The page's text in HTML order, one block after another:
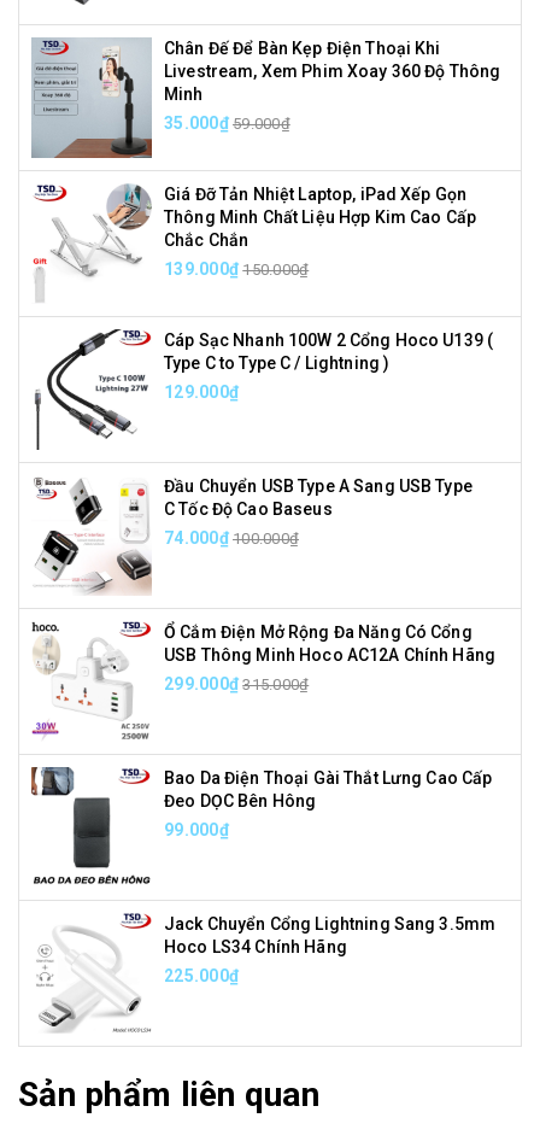
Chân Đế Để Bàn Kẹp Điện Thoại Khi
Livestream, Xem Phim Xoay 360 Độ Thông
Minh
35.000₫ 59.000₫
Giá Đỡ Tản Nhiệt Laptop, iPad Xếp Gọn
Thông Minh Chất Liệu Hợp Kim Cao Cấp
Chắc Chắn
139.000₫ 150.000₫
Cáp Sạc Nhanh 100W 2 Cổng Hoco U139 (
Type C to Type C / Lightning )
129.000₫
Đầu Chuyển USB Type A Sang USB Type
C Tốc Độ Cao Baseus
74.000₫ 100.000₫
Ổ Cắm Điện Mở Rộng Đa Năng Có Cổng
USB Thông Minh Hoco AC12A Chính Hãng
299.000₫ 315.000₫
Bao Da Điện Thoại Gài Thắt Lưng Cao Cấp
Đeo DỌC Bên Hông
99.000₫
Jack Chuyển Cổng Lightning Sang 3.5mm
Hoco LS34 Chính Hãng
225.000₫
Sản phẩm liên quan